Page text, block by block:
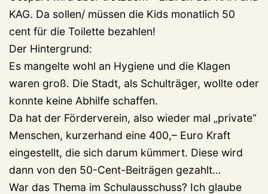
KAG. Da sollen/ müssen die Kids monatlich 50
cent für die Toilette bezahlen!
Der Hintergrund:
Es mangelte wohl an Hygiene und die Klagen
waren groß. Die Stadt, als Schulträger, wollte oder
konnte keine Abhilfe schaffen.
Da hat der Förderverein, also wieder mal „private“
Menschen, kurzerhand eine 400,– Euro Kraft
eingestellt, die sich darum kümmert. Diese wird
dann von den 50-Cent-Beiträgen gezahlt…
War das Thema im Schulausschuss? Ich glaube